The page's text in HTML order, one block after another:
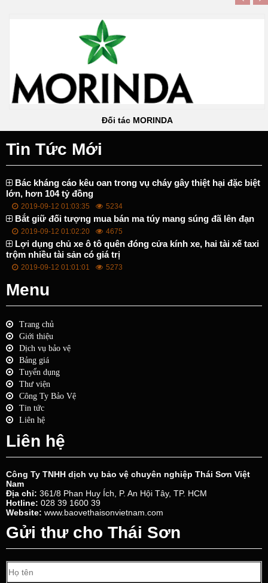
Đối tác MORINDA
Tin Tức Mới
Bác kháng cáo kêu oan trong vụ cháy gây thiệt hại đặc biệt
lớn, hơn 104 tỷ đồng
2019-09-12 01:03:35 5234
Bắt giữ đối tượng mua bán ma túy mang súng đã lên đạn
2019-09-12 01:02:20 4675
Lợi dụng chủ xe ô tô quên đóng cửa kính xe, hai tài xế taxi
trộm nhiều tài sản có giá trị
2019-09-12 01:01:01 5273
Menu
Trang chủ
Giới thiệu
Dịch vụ bảo vệ
Bảng giá
Tuyển dụng
Thư viện
Công Ty Bảo Vệ
Tin tức
Liên hệ
Liên hệ
Công Ty TNHH dịch vụ bảo vệ chuyên nghiệp Thái Sơn Việt
Nam
Địa chỉ: 361/8 Phan Huy Ích, P. An Hội Tây, TP. HCM
Hotline: 028 39 1600 39
Website: www.baovethaisonvietnam.com
Gửi thư cho Thái Sơn